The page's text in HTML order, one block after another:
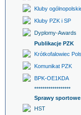
Kluby
Kluby PZK i SP
Dyplomy-Awards
Publikacje PZK
Krótkofalowiec
Komunikat PZK
BPK-OE1KDA
******************
Sprawy sportowe
HST